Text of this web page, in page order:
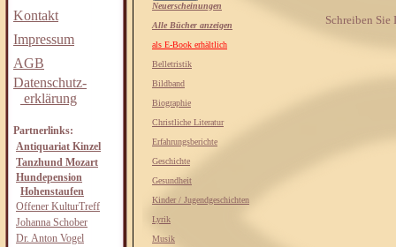
Kontakt
Impressum
AGB
Datenschutz-
erklärung
Partnerlinks:
Antiquariat Kinzel
Tanzhund Mozart
Hundepension
Hohenstaufen
Offener KulturTreff
Johanna Schober
Dr. Anton Vogel
Neuerscheinungen
Alle Bücher anzeigen
als E-Book erhältlich
Belletristik
Bildband
Biographie
Christliche Literatur
Erfahrungsberichte
Geschichte
Gesundheit
Kinder / Jugendgeschichten
Lyrik
Musik
Schreiben